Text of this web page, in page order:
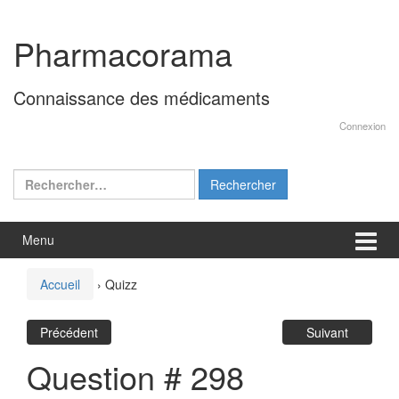
contenu
menu
principal
Pharmacorama
Connaissance des médicaments
Connexion
Rechercher :
Menu
Accueil › Quizz
Précédent Suivant
Question # 298